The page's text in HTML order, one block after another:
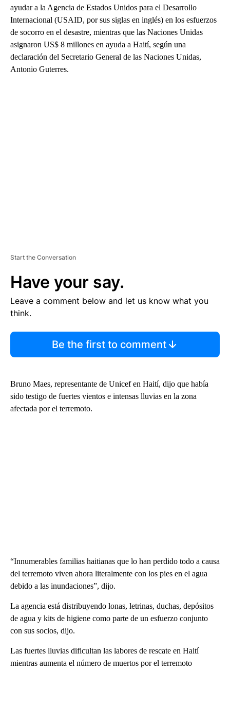
ayudar a la Agencia de Estados Unidos para el Desarrollo
Internacional (USAID, por sus siglas en inglés) en los esfuerzos
de socorro en el desastre, mientras que las Naciones Unidas
asignaron US$ 8 millones en ayuda a Haití, según una
declaración del Secretario General de las Naciones Unidas,
Antonio Guterres.
Start the Conversation
Have your say.
Leave a comment below and let us know what you
think.
Be the first to comment
Bruno Maes, representante de Unicef en Haití, dijo que había
sido testigo de fuertes vientos e intensas lluvias en la zona
afectada por el terremoto.
“Innumerables familias haitianas que lo han perdido todo a causa
del terremoto viven ahora literalmente con los pies en el agua
debido a las inundaciones”, dijo.
La agencia está distribuyendo lonas, letrinas, duchas, depósitos
de agua y kits de higiene como parte de un esfuerzo conjunto
con sus socios, dijo.
Las fuertes lluvias dificultan las labores de rescate en Haití
mientras aumenta el número de muertos por el terremoto